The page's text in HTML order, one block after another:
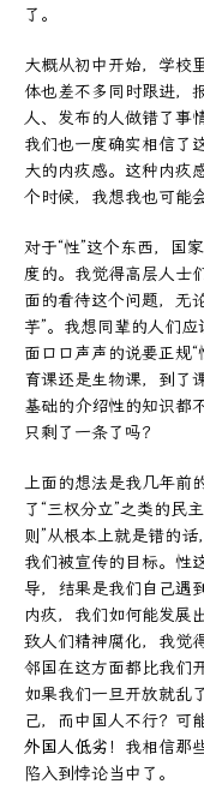
了。
大概从初中开始，学校
体也差不多同时跟进，
人、发布的人做错了事
我们也一度确实相信了
大的内疚感。这种内疚
个时候，我想我也可能
对于“性”这个东西，国
度的。我觉得高层人士
面的看待这个问题，无
芋”。我想同辈的人们
面口口声声的说要正规
育课还是生物课，到了
基础的介绍性的知识都
只剩了一条了吗？
上面的想法是我几年前
了“三权分立”之类的民
则”从根本上就是错的
我们被宣传的目标。性
导，结果是我们自己遇
内疚，我们如何能发展
致人们精神腐化，我觉
邻国在这方面都比我们
如果我们一旦开放就乱
己，而中国人不行？
外国人低劣！我相信那
陷入到悖论当中了。